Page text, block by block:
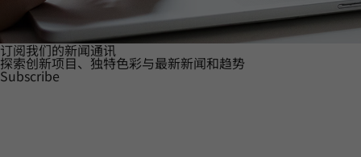
订阅我们的新闻通讯
探索创新项目、独特色彩与最新新闻和趋势
Subscribe